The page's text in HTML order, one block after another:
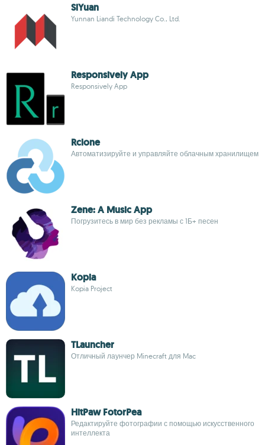
SiYuan
Yunnan Liandi Technology Co., Ltd.
Responsively App
Responsively App
Rclone
Автоматизируйте и управляйте облачным хранилищем
Zene: A Music App
Погрузитесь в мир без рекламы с 1Б+ песен
Kopia
Kopia Project
TLauncher
Отличный лаунчер Minecraft для Mac
HitPaw FotorPea
Редактируйте фотографии с помощью искусственного
интеллекта